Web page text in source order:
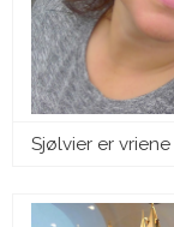
Sjølvier er